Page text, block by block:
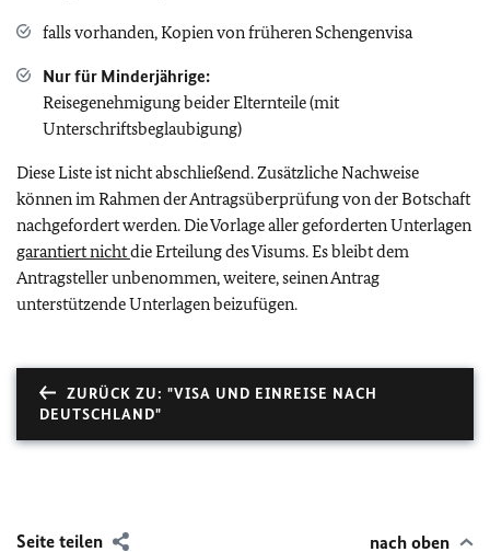
falls vorhanden, Kopien von früheren Schengenvisa
Nur für Minderjährige:
Reisegenehmigung beider Elternteile (mit
Unterschriftsbeglaubigung)
Diese Liste ist nicht abschließend. Zusätzliche Nachweise
können im Rahmen der Antragsüberprüfung von der Botschaft
nachgefordert werden. Die Vorlage aller geforderten Unterlagen
garantiert nichtdie Erteilung des Visums. Es bleibt dem
Antragsteller unbenommen, weitere, seinen Antrag
unterstützende Unterlagen beizufügen.
ZURÜCK ZU: "VISA UND EINREISE NACH
DEUTSCHLAND"
Seite teilen nach oben